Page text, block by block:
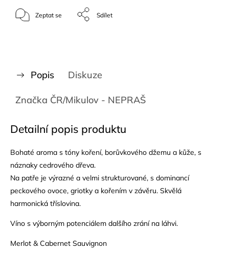
Zeptat se Sdílet
Popis Diskuze
Značka ČR/Mikulov - NEPRAŠ
Detailní popis produktu
Bohaté aroma s tóny koření, borůvkového džemu a kůže, s
náznaky cedrového dřeva.
Na patře je výrazné a velmi strukturované, s dominancí
peckového ovoce, griotky a kořením v závěru. Skvělá
harmonická tříslovina.
Víno s výborným potenciálem dalšího zrání na láhvi.
Merlot & Cabernet Sauvignon